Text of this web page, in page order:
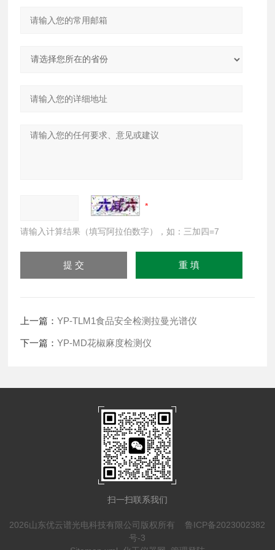
请输入计算结果（填写阿拉伯数字），如：三加四=7
上一篇：YP-TLM1食品安全检测拉曼光谱仪
下一篇：YP-MD花椒麻度检测仪
扫一扫联系我们
2026山东优云谱光电科技有限公司版权所有 鲁ICP备2023002382
号-3